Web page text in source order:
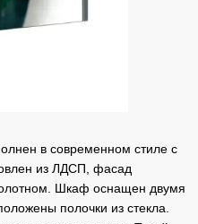
в современном стиле с
из ЛДСП, фасад
Шкаф оснащен двумя
полочки из стекла.